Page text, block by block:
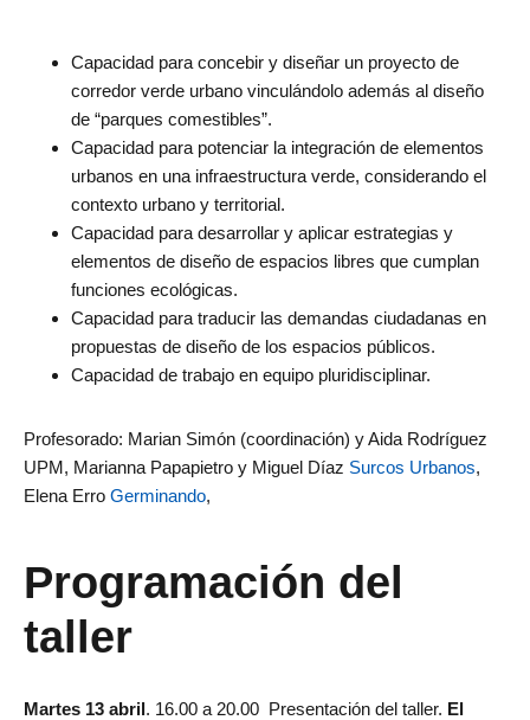
Capacidad para concebir y diseñar un proyecto de
corredor verde urbano vinculándolo además al diseño
de “parques comestibles”.
Capacidad para potenciar la integración de elementos
urbanos en una infraestructura verde, considerando el
contexto urbano y territorial.
Capacidad para desarrollar y aplicar estrategias y
elementos de diseño de espacios libres que cumplan
funciones ecológicas.
Capacidad para traducir las demandas ciudadanas en
propuestas de diseño de los espacios públicos.
Capacidad de trabajo en equipo pluridisciplinar.
Profesorado: Marian Simón (coordinación) y Aida Rodríguez
UPM, Marianna Papapietro y Miguel Díaz Surcos Urbanos,
Elena Erro Germinando,
Programación del
taller
Martes 13 abril. 16.00 a 20.00 Presentación del taller. El